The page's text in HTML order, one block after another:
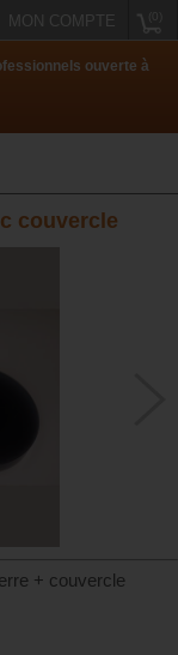
MON COMPTE
ouverte à
couvercle
+ couvercle